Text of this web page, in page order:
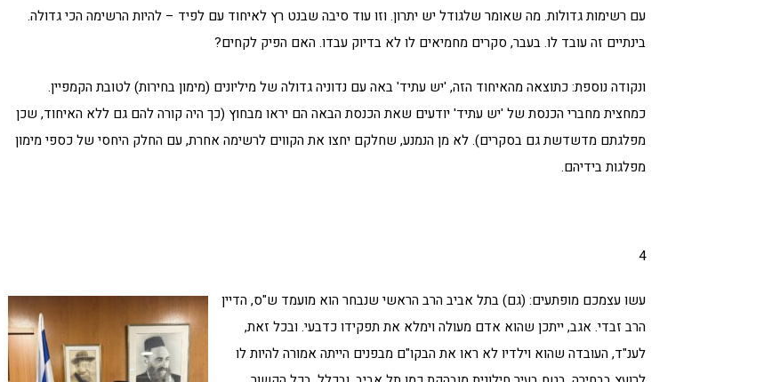
עם רשימות גדולות. מה שאומר שלגודל יש יתרון. וזו עוד סיבה שבנט רץ לאיחוד עם לפיד – להיות הרשימה הכי גדולה.
בינתיים זה עובד לו. בעבר, סקרים מחמיאים לו לא בדיוק עבדו. האם הפיק לקחים?
ונקודה נוספת: כתוצאה מהאיחוד הזה, 'יש עתיד' באה עם נדוניה גדולה של מיליונים (מימון בחירות) לטובת הקמפיין.
כמחצית מחברי הכנסת של 'יש עתיד' יודעים שאת הכנסת הבאה הם יראו מבחוץ (כך היה קורה להם גם ללא האיחוד, שכן
מפלגתם מדשדשת גם בסקרים). לא מן הנמנע, שחלקם יחצו את הקווים לרשימה אחרת, עם החלק היחסי של כספי מימון
מפלגות בידיהם.
4
עשו עצמכם מופתעים: (גם) בתל אביב הרב הראשי שנבחר הוא מועמד ש"ס, הדיין
הרב זבדי. אגב, ייתכן שהוא אדם מעולה וימלא את תפקידו כדבעי. ובכל זאת,
לענ"ד, העובדה שהוא וילדיו לא ראו את הבקו"ם מבפנים הייתה אמורה להיות לו